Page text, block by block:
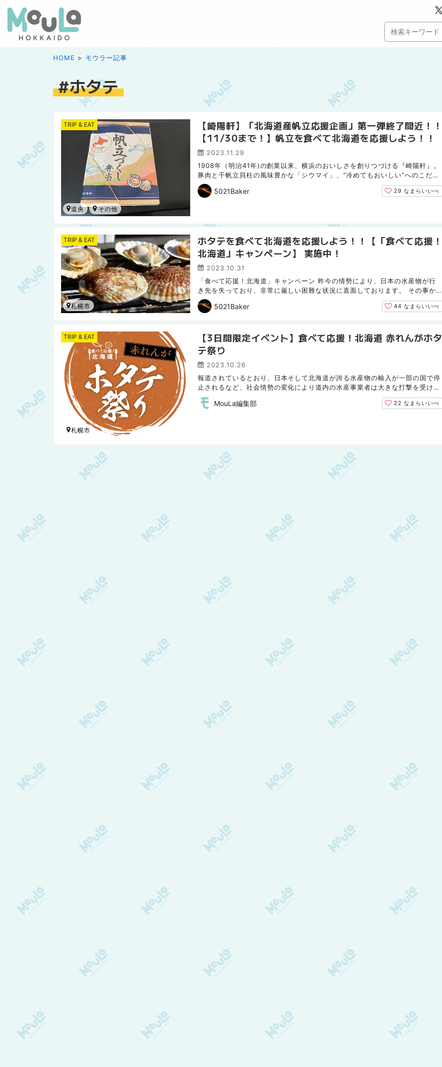
HOME モウラー記事
ホタテ
【崎陽軒】「北海道産帆立応援企画」第一弾終了間近！！
【11/30まで！】帆立を食べて北海道を応援しよう！！
2023.11.29
1908年（明治41年)の創業以来、横浜のおいしさを創りつづける『崎陽軒』。
豚肉と干帆立貝柱の風味豊かな「シウマイ」、“冷めてもおいしい”へのこだわ
りが詰まった「シウマイ弁当」で有名ですね。 私も「シウマイ...
5021Baker 29なまらいいべ
TRIP & EAT
道央
ホタテを食べて北海道を応援しよう！！【「食べて応援！
北海道」キャンペーン】 実施中！
2023.10.31
「食べて応援！北海道」キャンペーン 昨今の情勢により、日本の水産物が行
き先を失っており、非常に厳しい困難な状況に直面しております。 その事か
ら現在、北海道では【「食べて応援！北海道」キャンペーン】を...
5021Baker 44なまらいいべ
TRIP & EAT
札幌市
【3日間限定イベント】食べて応援！北海道 赤れんがホタ
テ祭り
2023.10.26
報道されているとおり、日本そして北海道が誇る水産物の輸入が一部の国で停
止されるなど、社会情勢の変化により道内の水産事業者は大きな打撃を受けて
います。そんな生産者や水産業界のみなさんを応援しようと、...
MouLa編集部 22なまらいいべ
TRIP & EAT
札幌市